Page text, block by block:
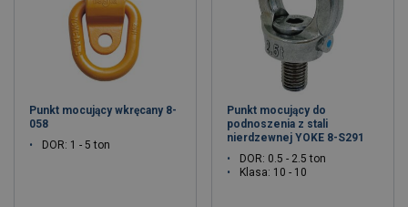
Punkt mocujący wkręcany 8-
058
DOR: 1 - 5 ton
Punkt mocujący do
podnoszenia z stali
nierdzewnej YOKE 8-S291
DOR: 0.5 - 2.5 ton
Klasa: 10 - 10